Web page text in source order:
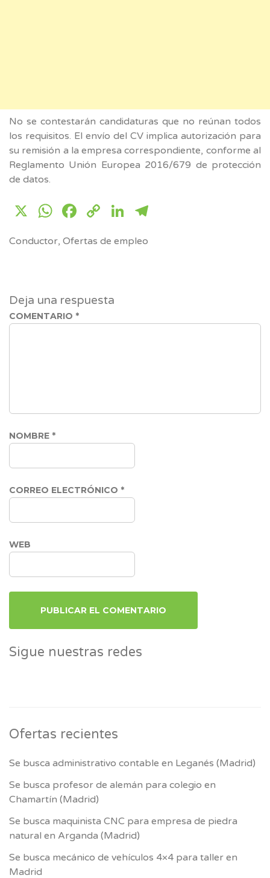
No se contestarán candidaturas que no reúnan todos
los requisitos. El envío del CV implica autorización para
su remisión a la empresa correspondiente, conforme al
Reglamento Unión Europea 2016/679 de protección
de datos.
X WhatsApp
Facebook
CopyLinkedIn
Conductor, Ofertas de empleo
Deja una respuesta
COMENTARIO *
NOMBRE *
CORREO ELECTRÓNICO *
WEB
Sigue nuestras redes
Ofertas recientes
Se busca administrativo contable en Leganés (Madrid)
Se busca profesor de alemán para colegio en
Chamartín (Madrid)
Se busca maquinista CNC para empresa de piedra
natural en Arganda (Madrid)
Se busca mecánico de vehículos 4×4 para taller en
Madrid